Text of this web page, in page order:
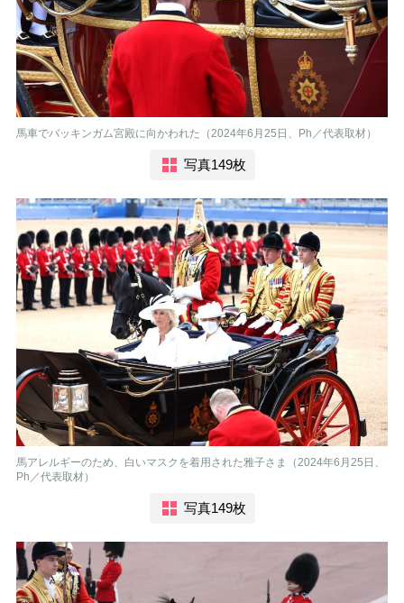
馬車でバッキンガム宮殿に向かわれた（2024年6月25日、Ph／代表取材）
写真149枚
馬アレルギーのため、白いマスクを着用された雅子さま（2024年6月25日、
Ph／代表取材）
写真149枚